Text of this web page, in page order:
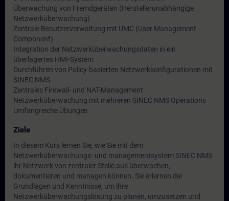
Überwachung von Fremdgeräten (Herstellerunabhängige
Netzwerküberwachung)
Zentrale Benutzerverwaltung mit UMC (User Management
Component)
Integration der Netzwerküberwachungsdaten in ein
überlagertes HMI-System
Durchführen von Policy-basierten Netzwerkkonfigurationen mit
SINEC NMS
Zentrales Firewall- und NAT-Management
Netzwerküberwachung mit mehreren SINEC NMS Operations
Umfangreiche Übungen
Ziele
In diesem Kurs lernen Sie, wie Sie mit dem
Netzwerküberwachungs- und managementsystem SINEC NMS
ihr Netzwerk von zentraler Stelle aus überwachen,
dokumentieren und managen können. Sie erlernen die
Grundlagen und Kenntnisse, um ihre
Netzwerküberwachungslösung zu planen, umzusetzen und